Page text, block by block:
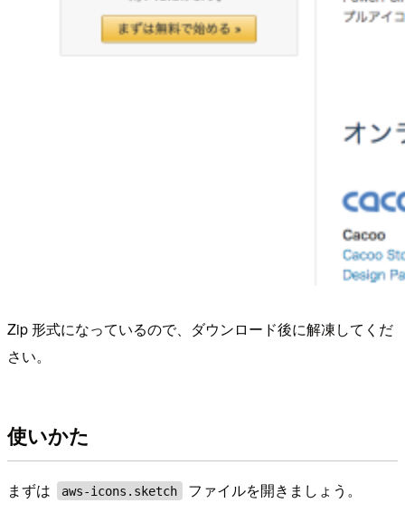
Zip 形式になっているので、ダウンロード後に解凍してくだ
さい。
使いかた
まずは aws-icons.sketch ファイルを開きましょう。